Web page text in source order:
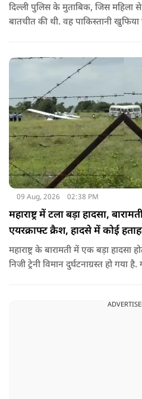
दिल्ली पुलिस के मुताबिक, जिस महिला
बातचीत की थी. वह पाकिस्तानी
09 Aug, 2026 02:38 PM
महाराष्ट्र में टला बड़ा हादसा,
एयरक्राफ्ट क्रैश, हादसे में कोई
महाराष्ट्र के बारामती में एक बड़ा
निजी ट्रेनी विमान दुर्घटनाग्रस्त हो गया